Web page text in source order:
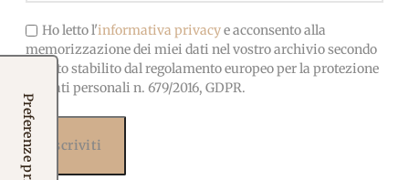
Potrebbero interessarti
Ho letto l'informativa privacye acconsento alla
memorizzazione dei miei dati nel vostro archivio secondo
quanto stabilito dal regolamento europeo per la protezione
dei dati personali n. 679/2016, GDPR.